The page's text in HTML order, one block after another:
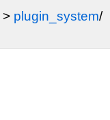
> plugin_system/